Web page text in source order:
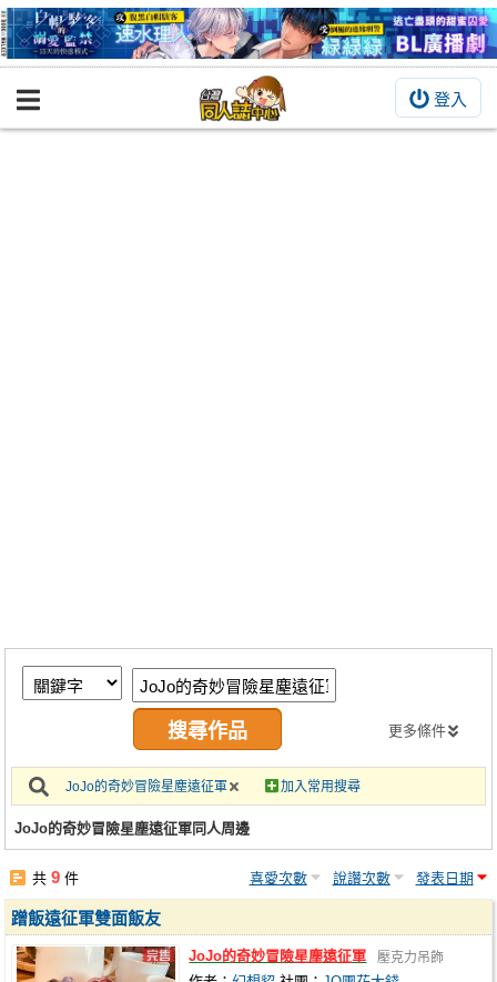
登入
BOOKY書集倉庫
繪圖藝廊
交流中心
攤位轉讓區
會員功能選單
註冊會員
更多條件
JoJo的奇妙冒險星塵遠征軍 加入常用搜尋
JoJo的奇妙冒險星塵遠征軍同人周邊
共9 件 喜愛次數 說讚次數 發表日期
蹭飯遠征軍雙面飯友
JoJo的奇妙冒險星塵遠征軍 壓克力吊飾